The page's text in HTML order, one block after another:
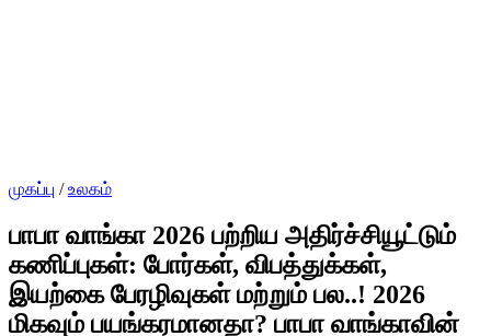
முகப்பு / உலகம்
பாபா வாங்கா 2026 பற்றிய அதிர்ச்சியூட்டும்
கணிப்புகள்: போர்கள், விபத்துக்கள்,
இயற்கை பேரழிவுகள் மற்றும் பல..! 2026
மிகவும் பயங்கரமானதா? பாபா வாங்காவின்